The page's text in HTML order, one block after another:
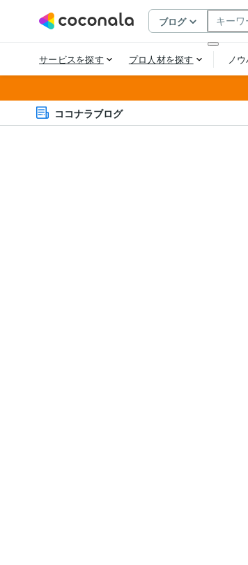
ココナラブログ